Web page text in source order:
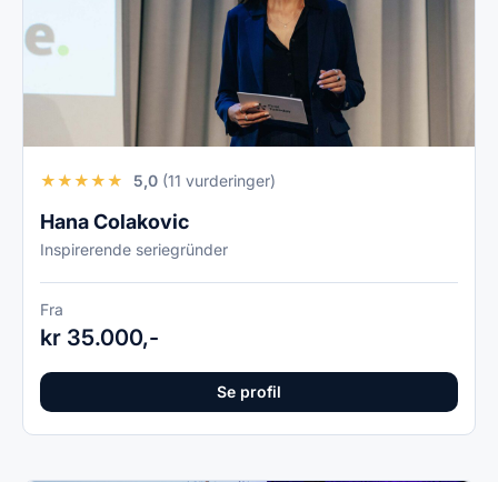
★★★★★ 5,0 (11 vurderinger)
Hana Colakovic
Inspirerende seriegründer
Fra
kr 35.000,-
Se profil